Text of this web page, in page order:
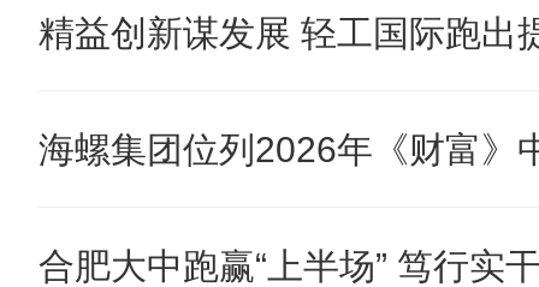
精益创新谋发展 轻工国际跑出
海螺集团位列2026年《财富》
合肥大中跑赢“上半场” 笃行实